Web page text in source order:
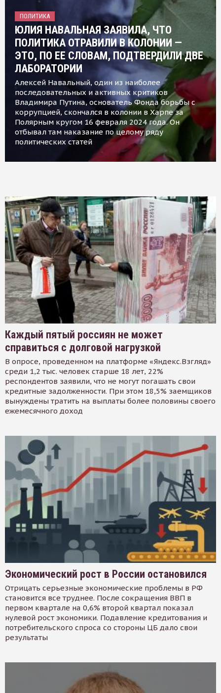
ПОЛИТИКА
ЮЛИЯ НАВАЛЬНАЯ ЗАЯВИЛА, ЧТО
ПОЛИТИКА ОТРАВИЛИ В КОЛОНИИ —
ЭТО, ПО ЕЕ СЛОВАМ, ПОДТВЕРДИЛИ ДВЕ
ЛАБОРАТОРИИ
Алексей Навальный, один из наиболее
последовательных и активных критиков
Владимира Путина, основатель Фонда борьбы с
коррупцией, скончался в колонии в Харпе за
Полярным кругом 16 февраля 2024 года. Он
отбывал там наказание по целому ряду
политических статей
Каждый пятый россиян не может
справиться с долговой нагрузкой
В опросе, проведенном на платформе «Яндекс.Взгляд»
среди 1,2 тыс. человек старше 18 лет, 22%
респондентов заявили, что не могут погашать свои
кредитные задолженности. При этом 18,5% заемщиков
вынуждены тратить на выплаты более половины своего
ежемесячного доход
Экономический рост в России остановился
Отрицать серьезные экономические проблемы в РФ
становится все труднее. После сокращения ВВП в
первом квартале на 0,6% второй квартал показал
нулевой рост экономики. Подавление кредитования и
потребительского спроса со стороны ЦБ дало свои
результаты